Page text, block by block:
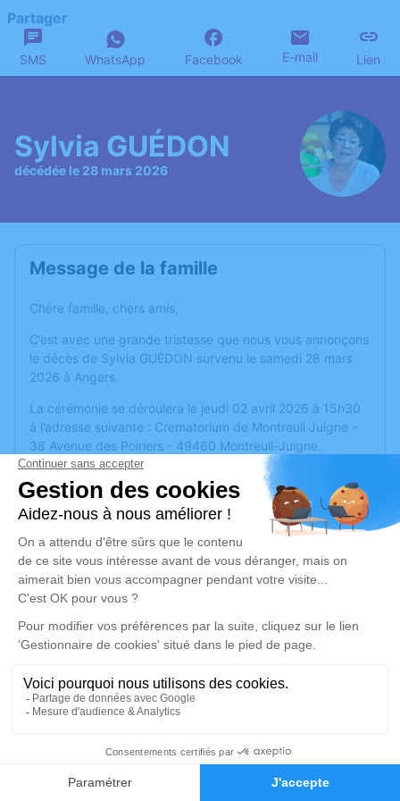
Faire-part Hommages
Partager
SMS WhatsApp Facebook E-mail Lien
Sylvia GUÉDON
décédée le 28 mars 2026
Message de la famille
Chère famille, chers amis,
C’est avec une grande tristesse que nous vous annonçons
le décès de Sylvia GUÉDON survenu le samedi 28 mars
2026 à Angers.
La cérémonie se déroulera le jeudi 02 avril 2026 à 15h30
à l’adresse suivante : Crematorium de Montreuil Juigne -
38 Avenue des Poiriers - 49460 Montreuil-Juigne.
Si vous souhaitez rendre visite à Sylvia à la chambre
funéraire d'Avrillé à partir de Dimanche 14h30 et avant la
cérémonie, le code d'accès est 6104 (Salon Mélèze)
Nous vous invitons à utiliser cet espace pour laisser vos
condoléances, partager des photos souvenirs, une
anecdote ou exprimer vos pensées à travers des poèmes
ou des textes. Cet endroit est un lieu d'expression dédié à
honorer la mémoire de Sylvia GUÉDON.
jeudi 02 avril 2026 à 15h30
Crematorium D de Montreuil-Juigne
38 Avenue des Poiriers